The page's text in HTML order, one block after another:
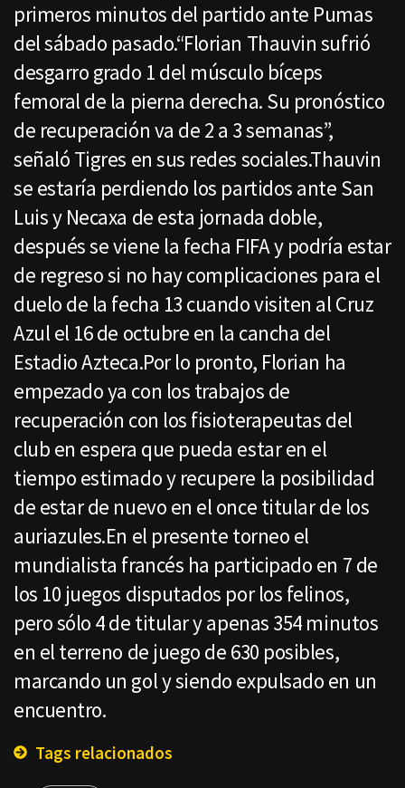
primeros minutos del partido ante Pumas
del sábado pasado.“Florian Thauvin sufrió
desgarro grado 1 del músculo bíceps
femoral de la pierna derecha. Su pronóstico
de recuperación va de 2 a 3 semanas”,
señaló Tigres en sus redes sociales.Thauvin
se estaría perdiendo los partidos ante San
Luis y Necaxa de esta jornada doble,
después se viene la fecha FIFA y podría estar
de regreso si no hay complicaciones para el
duelo de la fecha 13 cuando visiten al Cruz
Azul el 16 de octubre en la cancha del
Estadio Azteca.Por lo pronto, Florian ha
empezado ya con los trabajos de
recuperación con los fisioterapeutas del
club en espera que pueda estar en el
tiempo estimado y recupere la posibilidad
de estar de nuevo en el once titular de los
auriazules.En el presente torneo el
mundialista francés ha participado en 7 de
los 10 juegos disputados por los felinos,
pero sólo 4 de titular y apenas 354 minutos
en el terreno de juego de 630 posibles,
marcando un gol y siendo expulsado en un
encuentro.
Tags relacionados